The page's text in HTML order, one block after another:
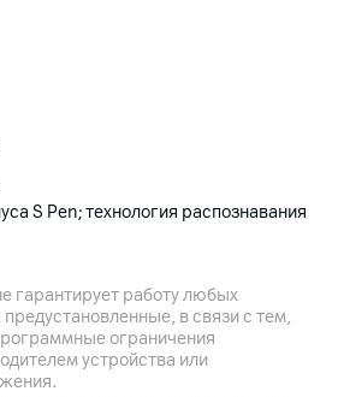
S Pen; технология распознавания
гарантирует работу любых
в связи с тем,
ограничения
устройства или